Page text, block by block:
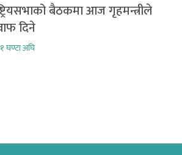
बैठकमा आज गृहमन्त्रीले
दिने
१ घण्टा अघि